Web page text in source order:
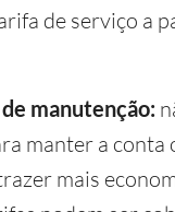
de serviço a
manutenção:
manter a conta
mais